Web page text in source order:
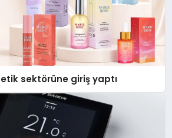
sektörüne giriş yaptı